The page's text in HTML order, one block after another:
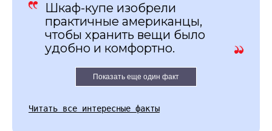
Шкаф-купе изобрели
практичные американцы,
чтобы хранить вещи было
удобно и комфортно.
Показать еще один факт
Читать все интересные факты